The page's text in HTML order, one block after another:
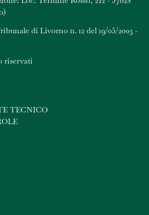
di Livorno n. 12 del 19/05/2003 -
riservati
TECNICO